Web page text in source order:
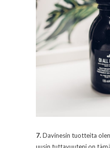
7.Davinesin tuotteita
uusin tuttavuuteni on